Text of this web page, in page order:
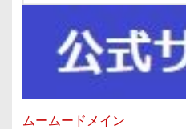
ムームードメイン